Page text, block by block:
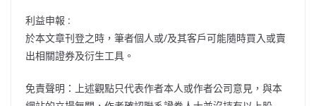
利益申報 :
於本文章刊登之時，筆者個人或/及其客戶可能隨時買入或賣
出相關證券及衍生工具。
免責聲明：上述觀點只代表作者本人或作者公司意見，與本